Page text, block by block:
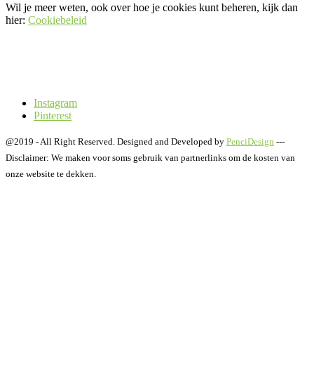
Wil je meer weten, ook over hoe je cookies kunt beheren, kijk dan
hier: Cookiebeleid
Instagram
Pinterest
@2019 - All Right Reserved. Designed and Developed by PenciDesign ---
Disclaimer: We maken voor soms gebruik van partnerlinks om de kosten van
onze website te dekken.